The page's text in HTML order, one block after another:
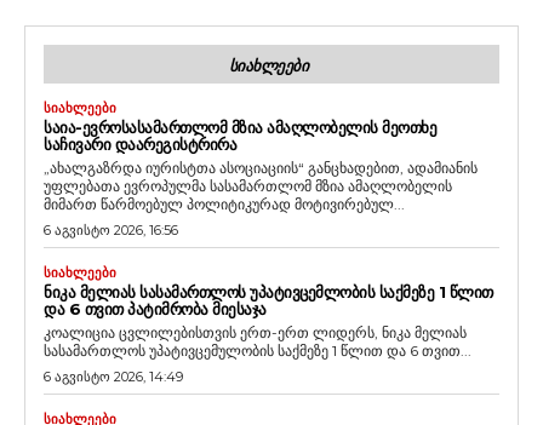
ᲡᲘᲐᲮᲚᲔᲔᲑᲘ
ᲡᲘᲐᲮᲚᲔᲔᲑᲘ
ᲡᲐᲘᲐ-ᲔᲕᲠᲝᲡᲐᲡᲐᲛᲐᲠᲗᲚᲝᲛ ᲛᲖᲘᲐ ᲐᲛᲐᲦᲚᲝᲑᲔᲚᲘᲡ ᲛᲔᲝᲗᲮᲔ
ᲡᲐᲩᲘᲕᲐᲠᲘ ᲓᲐᲐᲠᲔᲒᲘᲡᲢᲠᲘᲠᲐ
„ახალგაზრდა იურისტთა ასოციაციის“ განცხადებით, ადამიანის
უფლებათა ევროპულმა სასამართლომ მზია ამაღლობელის
მიმართ წარმოებულ პოლიტიკურად მოტივირებულ...
6 აგვისტო 2026, 16:56
ᲡᲘᲐᲮᲚᲔᲔᲑᲘ
ᲜᲘᲙᲐ ᲛᲔᲚᲘᲐᲡ ᲡᲐᲡᲐᲛᲐᲠᲗᲚᲝᲡ ᲣᲞᲐᲢᲘᲕᲪᲔᲛᲚᲝᲑᲘᲡ ᲡᲐᲥᲛᲔᲖᲔ 1 ᲬᲚᲘᲗ
ᲓᲐ 6 ᲗᲕᲘᲗ ᲞᲐᲢᲘᲛᲠᲝᲑᲐ ᲛᲘᲔᲡᲐᲯᲐ
კოალიცია ცვლილებისთვის ერთ-ერთ ლიდერს, ნიკა მელიას
სასამართლოს უპატივცემულობის საქმეზე 1 წლით და 6 თვით...
6 აგვისტო 2026, 14:49
ᲡᲘᲐᲮᲚᲔᲔᲑᲘ